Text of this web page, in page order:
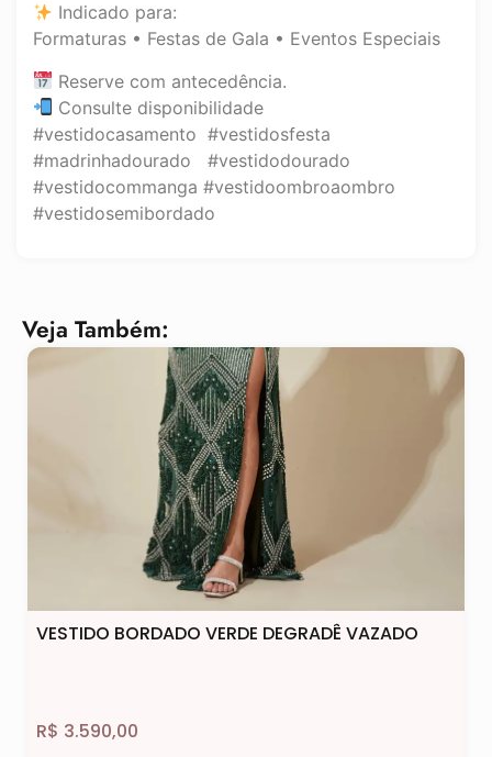
Indicado para:
Formaturas • Festas de Gala • Eventos Especiais
Reserve com antecedência.
Consulte disponibilidade
#vestidocasamento #vestidosfesta
#madrinhadourado #vestidodourado
#vestidocommanga #vestidoombroaombro
#vestidosemibordado
Veja Também:
VESTIDO BORDADO VERDE DEGRADÊ VAZADO
R$ 3.590,00